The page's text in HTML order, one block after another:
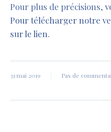
Pour plus de précisions,
Pour télécharger notre
sur le lien.
31 mai 2019 Pas de